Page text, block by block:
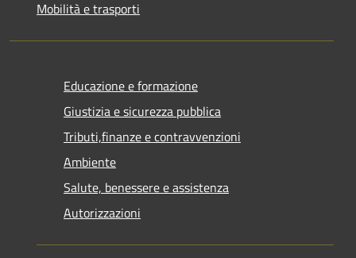
Mobilità e trasporti
Educazione e formazione
Giustizia e sicurezza pubblica
Tributi,finanze e contravvenzioni
Ambiente
Salute, benessere e assistenza
Autorizzazioni